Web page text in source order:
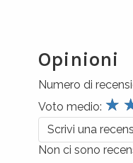
Opinioni
Numero di
Voto medio: ☆
Scrivi una
Non ci sono